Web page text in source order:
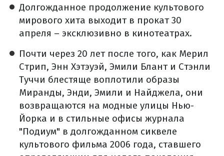
Долгожданное продолжение культового
мирового хита выходит в прокат 30
апреля – эксклюзивно в кинотеатрах.
Почти через 20 лет после того, как Мерил
Стрип, Энн Хэтэуэй, Эмили Блант и Стэнли
Туччи блестяще воплотили образы
Миранды, Энди, Эмили и Найджела, они
возвращаются на модные улицы Нью-
Йорка и в стильные офисы журнала
"Подиум" в долгожданном сиквеле
культового фильма 2006 года, ставшего